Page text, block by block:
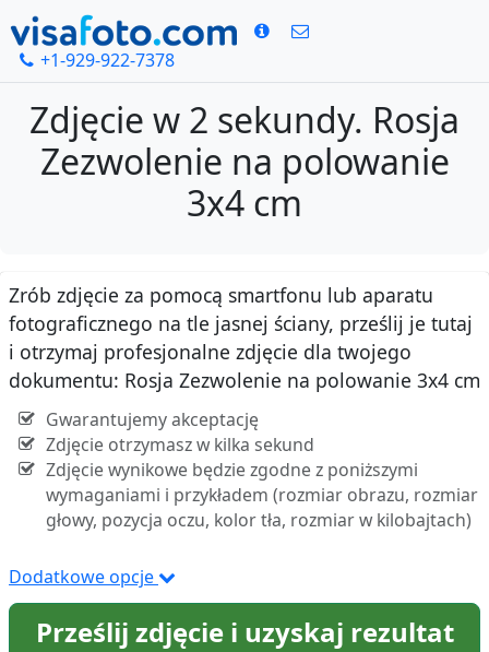
+1-929-922-7378
Zdjęcie w 2 sekundy. Rosja
Zezwolenie na polowanie
3x4 cm
Zrób zdjęcie za pomocą smartfonu lub aparatu
fotograficznego na tle jasnej ściany, prześlij je tutaj
i otrzymaj profesjonalne zdjęcie dla twojego
dokumentu: Rosja Zezwolenie na polowanie 3x4 cm
Gwarantujemy akceptację
Zdjęcie otrzymasz w kilka sekund
Zdjęcie wynikowe będzie zgodne z poniższymi
wymaganiami i przykładem (rozmiar obrazu, rozmiar
głowy, pozycja oczu, kolor tła, rozmiar w kilobajtach)
Dodatkowe opcje
Prześlij zdjęcie i uzyskaj rezultat